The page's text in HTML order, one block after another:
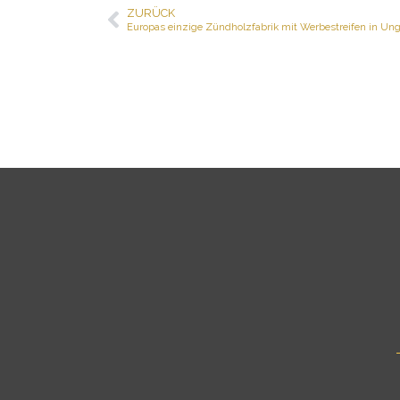
Zurück
ZURÜCK
Europas einzige Zündholzfabrik mit Werbestreifen in